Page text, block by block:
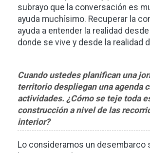
subrayo que la conversación es
ayuda muchísimo. Recuperar la
ayuda a entender la realidad
donde se vive y desde la realidad
Cuando ustedes planifican una
territorio despliegan una agenda
actividades. ¿Cómo se teje toda
construcción a nivel de las
interior?
Lo consideramos un desembarco